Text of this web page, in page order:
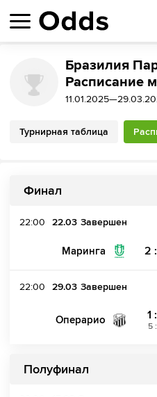
Бразилия
Расписание
Турнирная таблица
Финал
22:00 22.03 Завершен
Маринга 2
22:00 29.03 Завершен
Операрио 1
5:
Полуфинал